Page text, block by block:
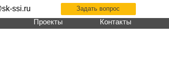
Контакты
Задать вопрос